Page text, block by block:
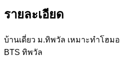
รายละเอียด
บ้านเดี่ยว ม.ทิพวัล เหมาะทำโฮม
BTS ทิพวัล